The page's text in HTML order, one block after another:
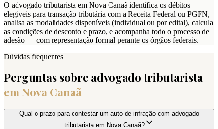
O advogado tributarista em Nova Canaã identifica os débitos
elegíveis para transação tributária com a Receita Federal ou PGFN,
analisa as modalidades disponíveis (individual ou por edital), calcula
as condições de desconto e prazo, e acompanha todo o processo de
adesão — com representação formal perante os órgãos federais.
Dúvidas frequentes
Perguntas sobre advogado tributarista
emNova Canaã
Qual o prazo para contestar um auto de infração com advogado
tributarista em Nova Canaã?